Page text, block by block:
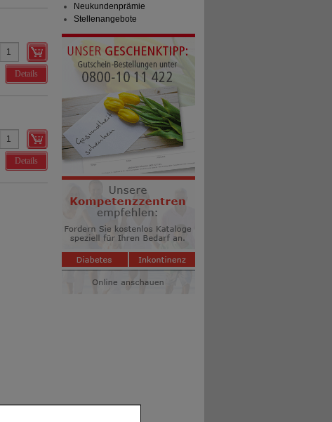
Details
Details
Neukundenprämie
Stellenangebote